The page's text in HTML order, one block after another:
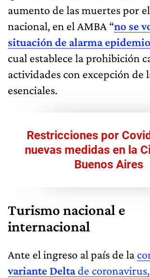
aumento de las muertes por
nacional, en el AMBA “no se
situación de alarma
cual establece la prohibición
actividades con excepción de
esenciales.
Restricciones por
nuevas medidas en la
Buenos Aires
Turismo nacional e
internacional
Ante el ingreso al país de la
variante Deltade coronavirus,